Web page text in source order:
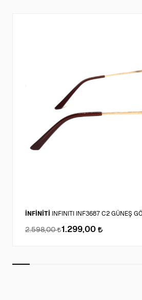
İNFİNİTİ INFINITI INF3687 C2 GÜNEŞ
2.598,00 1.299,00